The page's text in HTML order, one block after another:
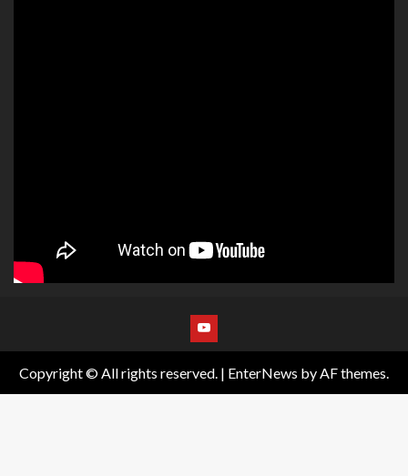
Copyright © All rights reserved. | EnterNews by AF themes.